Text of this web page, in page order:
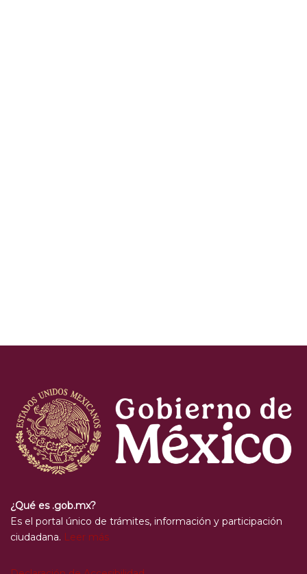
¿Qué es .gob.mx?
Es el portal único de trámites, información y participación
ciudadana. Leer más